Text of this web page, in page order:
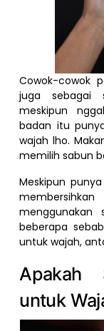
Cowok-cowok
juga sebagai
meskipun
badan itu
wajah lho.
memilih sabun
Meskipun
beberapa
untuk wajah,
Apakah
untuk